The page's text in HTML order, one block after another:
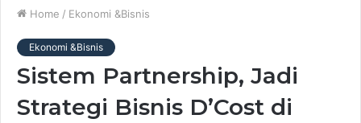
Home / Ekonomi &Bisnis
Ekonomi &Bisnis
Sistem Partnership, Jadi
Strategi Bisnis D’Cost di